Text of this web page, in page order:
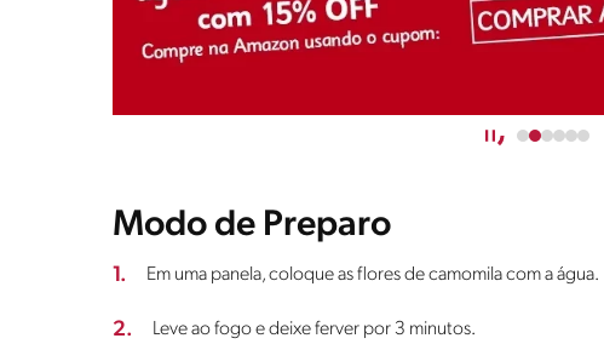
Modo de Preparo
1. Em uma panela, coloque as flores de camomila com a água.
2. Leve ao fogo e deixe ferver por 3 minutos.